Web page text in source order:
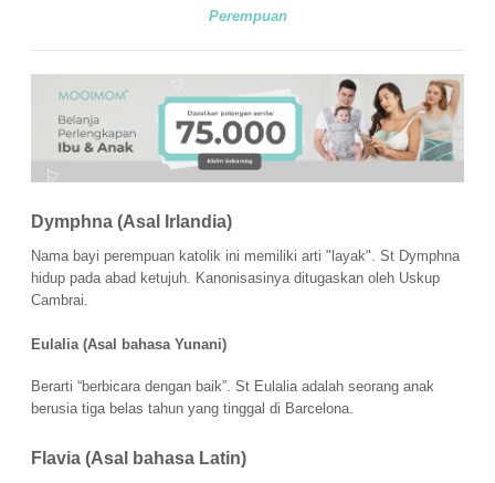
Perempuan
Dymphna (Asal Irlandia)
Nama bayi perempuan katolik ini memiliki arti "layak". St Dymphna
hidup pada abad ketujuh. Kanonisasinya ditugaskan oleh Uskup
Cambrai.
Eulalia (Asal bahasa Yunani)
Berarti “berbicara dengan baik”. St Eulalia adalah seorang anak
berusia tiga belas tahun yang tinggal di Barcelona.
Flavia (Asal bahasa Latin)